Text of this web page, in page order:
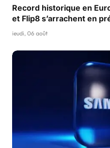
Record historique en
et Flip8 s’arrachent en
jeudi, 06 août